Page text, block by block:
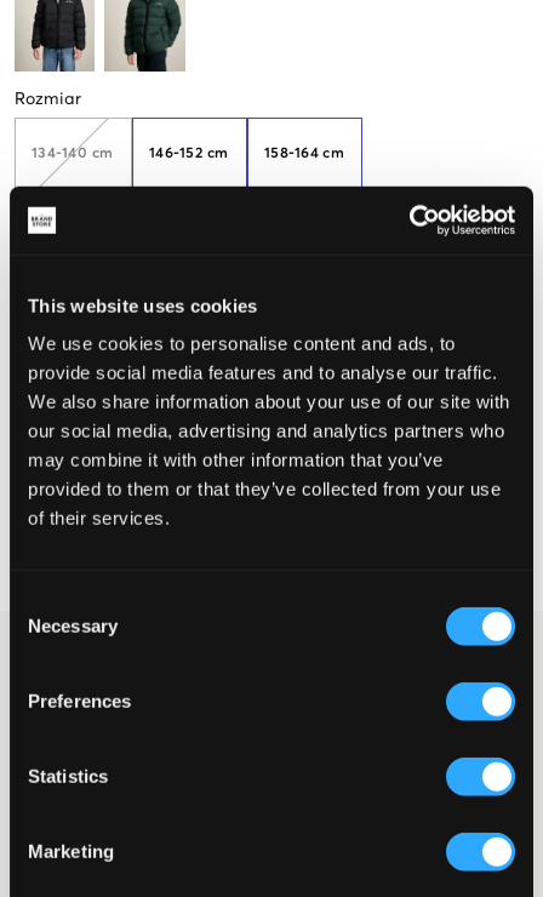
This website uses cookies
We use cookies to personalise content and ads, to
provide social media features and to analyse our traffic.
We also share information about your use of our site with
our social media, advertising and analytics partners who
may combine it with other information that you’ve
provided to them or that they’ve collected from your use
of their services.
Selection
Necessary
Preferences
Statistics
Marketing
Rozmiar
134-140 cm 146-152 cm 158-164 cm
Opinia o rozmiarze
Mały Idealny
WYBIERZ SWÓJ ROZMIAR
Darmowa dostawa od 199 zł
Ciemnozielona kurtka marki Les Deux. Wypełnienie wykonano z
zamek błyskawiczny, a przy mankietach zastosowano
na piersi. Ta kurtka ma prosty i klasyczny design, dzięki czemu
Zamek błyskawiczny